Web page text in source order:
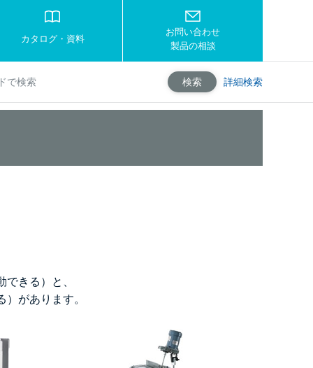
カタログ・資料
お問い合わせ
製品の相談
検索 詳細検索
きる）と、
があります。